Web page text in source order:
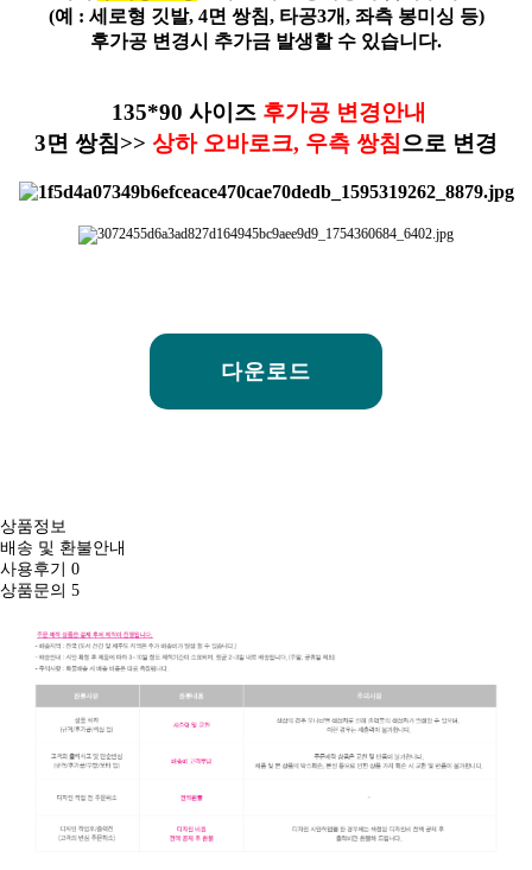
(예 : 세로형 깃발, 4면 쌍침, 타공3개, 좌측 봉미싱 등)
후가공 변경시 추가금 발생할 수 있습니다.
135*90 사이즈 후가공 변경안내
3면 쌍침>> 상하 오바로크, 우측 쌍침으로 변경
다운로드
상품정보
배송 및 환불안내
사용후기 0
상품문의 5